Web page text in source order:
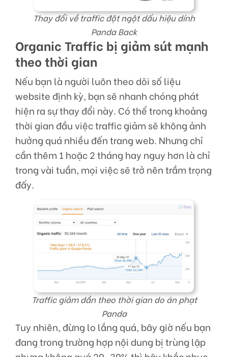
Thay đổi về traffic đột ngột dấu hiệu dính
Panda Back
Organic Traffic bị giảm sút mạnh
theo thời gian
Nếu bạn là người luôn theo dõi số liệu
website định kỳ, bạn sẽ nhanh chóng phát
hiện ra sự thay đổi này. Có thể trong khoảng
thời gian đầu việc traffic giảm sẽ không ảnh
hưởng quá nhiều đến trang web. Nhưng chỉ
cần thêm 1 hoặc 2 tháng hay nguy hơn là chỉ
trong vài tuần, mọi việc sẽ trở nên trầm trọng
đấy.
Traffic giảm dần theo thời gian do án phạt
Panda
Tuy nhiên, đừng lo lắng quá, bây giờ nếu bạn
đang trong trường hợp nội dung bị trùng lặp